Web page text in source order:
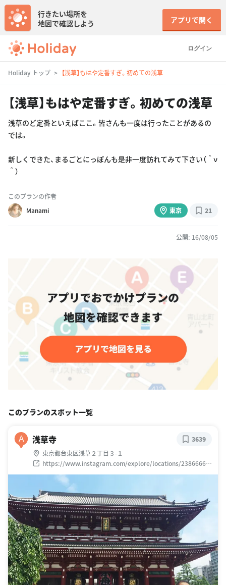
ログイン
行きたい場所を
地図で確認しよう
アプリで開く
Holiday トップ 【浅草】もはや定番すぎ。初めての浅草
【浅草】もはや定番すぎ。初めての浅草
浅草のど定番といえばここ。皆さんも一度は行ったことがあるの
では。
新しくできた、まるごとにっぽんも是非一度訪れてみて下さい（＾ν
＾）
このプランの作者
Manami
東京 21
公開: 16/08/05
このプランのスポット一覧
A 浅草寺
東京都台東区浅草２丁目３-１
https://www.instagram.com/explore/locations/23866665
5
3639